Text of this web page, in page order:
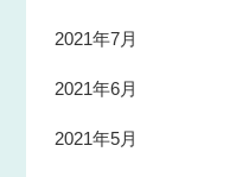
2021年7月
2021年6月
2021年5月